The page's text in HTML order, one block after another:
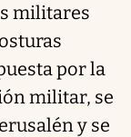
militares
por la
militar, se
y se